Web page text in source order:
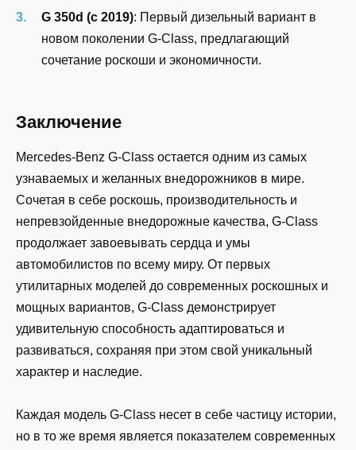
G 350d (с 2019): Первый дизельный вариант в
новом поколении G-Class, предлагающий
сочетание роскоши и экономичности.
Заключение
Mercedes-Benz G-Class остается одним из самых
узнаваемых и желанных внедорожников в мире.
Сочетая в себе роскошь, производительность и
непревзойденные внедорожные качества, G-Class
продолжает завоевывать сердца и умы
автомобилистов по всему миру. От первых
утилитарных моделей до современных роскошных и
мощных вариантов, G-Class демонстрирует
удивительную способность адаптироваться и
развиваться, сохраняя при этом свой уникальный
характер и наследие.
Каждая модель G-Class несет в себе частицу истории,
но в то же время является показателем современных